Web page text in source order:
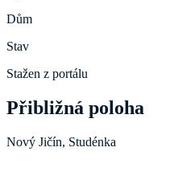
Dům
Stav
Stažen z portálu
Přibližná poloha
Nový Jičín, Studénka